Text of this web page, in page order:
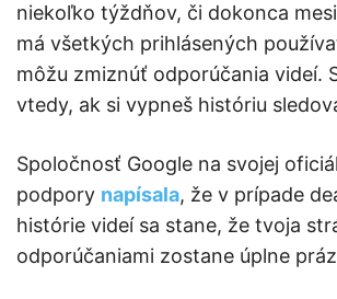
niekoľko týždňov, či dokonca
má všetkých prihlásených
môžu zmiznúť odporúčania videí.
vtedy, ak si vypneš históriu
Spoločnosť Google na svojej
podpory napísala, že v prípade
histórie videí sa stane, že tvoja
odporúčaniami zostane úplne